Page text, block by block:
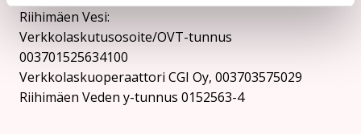
Rii­hi­mäen Vesi:
Verkkolaskutusosoite/OVT-tunnus
003701525634100
Verkkolaskuoperaattori CGI Oy, 003703575029
Riihimäen Veden y-tunnus 0152563-4